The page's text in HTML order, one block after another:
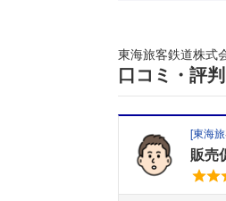
東海旅客鉄道株式
口コミ・評
[東海
販売